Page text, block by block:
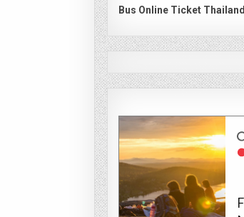
Bus Online Ticket Thailand